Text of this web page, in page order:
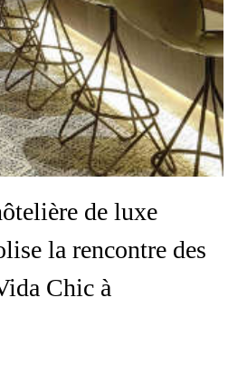
de luxe
la rencontre des
Chic à